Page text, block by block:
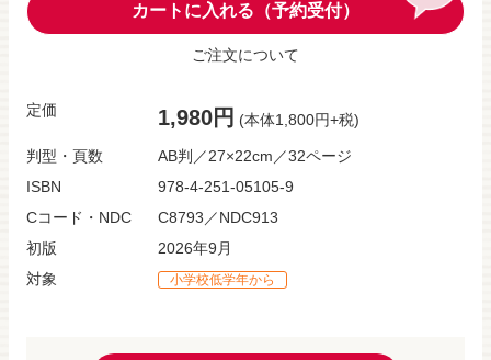
カートに入れる（予約受付）
ご注文について
定価 1,980円 (本体1,800円+税)
判型・頁数
AB判／27×22cm／32ページ
ISBN
978-4-251-05105-9
Cコード・NDC
C8793／NDC913
初版
2026年9月
対象
小学校低学年から